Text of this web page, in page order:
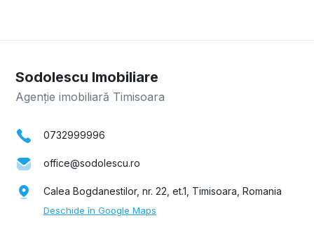
Sodolescu Imobiliare
Agenție imobiliară Timisoara
0732999996
office@sodolescu.ro
Calea Bogdanestilor, nr. 22, et.1, Timisoara, Romania
Deschide în Google Maps